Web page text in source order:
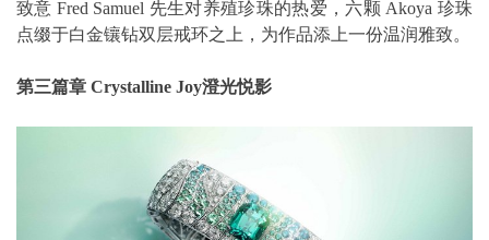
致意 Fred Samuel 先生对养殖珍珠的热爱，六颗 Akoya 珍珠
点缀于白金镶钻双层戒环之上，为作品添上一份温润雅致。
第三篇章 Crystalline Joy澄光悦影